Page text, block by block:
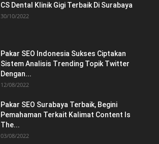
CS Dental Klinik Gigi Terbaik Di Surabaya
30/10/2022
Pakar SEO Indonesia Sukses Ciptakan
Sistem Analisis Trending Topik Twitter
Dengan...
12/08/2022
Pakar SEO Surabaya Terbaik, Begini
Pemahaman Terkait Kalimat Content Is
The...
03/08/2022